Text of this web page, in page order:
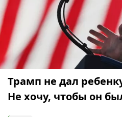
Трамп не дал
Не хочу, чтобы он